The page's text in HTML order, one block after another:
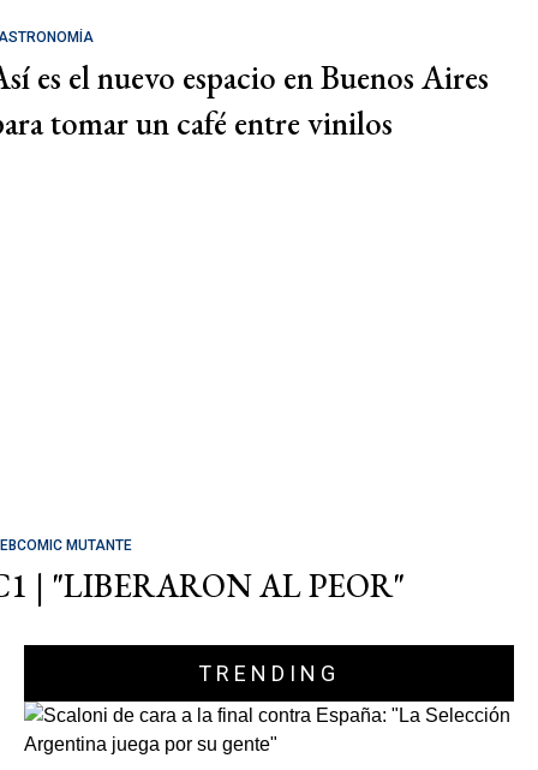
es el nuevo espacio en Buenos Aires
tomar un café entre vinilos
MUTANTE
| "LIBERARON AL PEOR"
TRENDING